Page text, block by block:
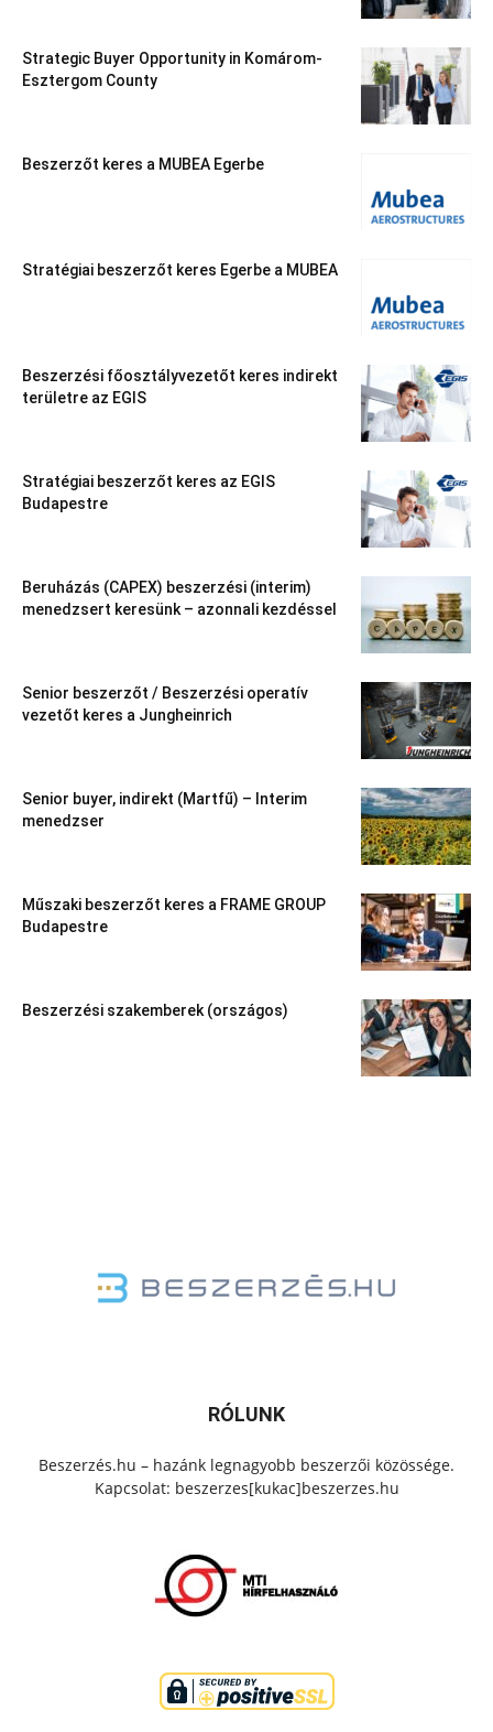
Strategic Buyer Opportunity in Komárom-
Esztergom County
Beszerzőt keres a MUBEA Egerbe
Stratégiai beszerzőt keres Egerbe a MUBEA
Beszerzési főosztályvezetőt keres indirekt
területre az EGIS
Stratégiai beszerzőt keres az EGIS
Budapestre
Beruházás (CAPEX) beszerzési (interim)
menedzsert keresünk – azonnali kezdéssel
Senior beszerzőt / Beszerzési operatív
vezetőt keres a Jungheinrich
Senior buyer, indirekt (Martfű) – Interim
menedzser
Műszaki beszerzőt keres a FRAME GROUP
Budapestre
Beszerzési szakemberek (országos)
RÓLUNK
Beszerzés.hu – hazánk legnagyobb beszerzői közössége.
Kapcsolat: beszerzes[kukac]beszerzes.hu